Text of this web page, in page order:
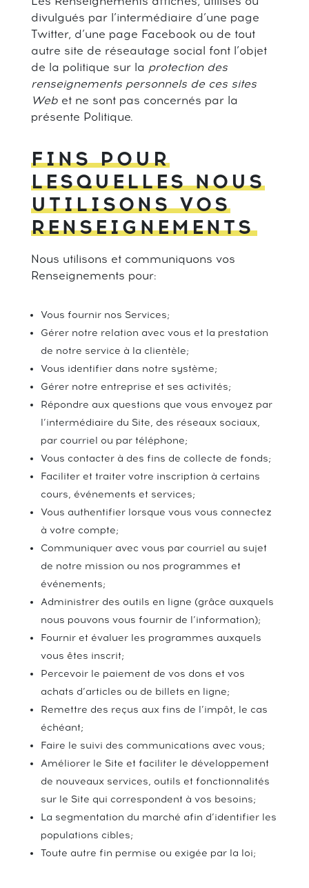
divulgués par l’intermédiaire d’une page
Twitter, d’une page Facebook ou de tout
autre site de réseautage social font l’objet
de la politique sur la protection des
renseignements personnels de ces sites
Webet ne sont pas concernés par la
présente Politique.
FINS POUR
LESQUELLES NOUS
UTILISONS VOS
RENSEIGNEMENTS
Nous utilisons et communiquons vos
Renseignements pour:
Vous fournir nos Services;
Gérer notre relation avec vous et la prestation
de notre service à la clientèle;
Vous identifier dans notre système;
Gérer notre entreprise et ses activités;
Répondre aux questions que vous envoyez par
l’intermédiaire du Site, des réseaux sociaux,
par courriel ou par téléphone;
Vous contacter à des fins de collecte de fonds;
Faciliter et traiter votre inscription à certains
cours, événements et services;
Vous authentifier lorsque vous vous connectez
à votre compte;
Communiquer avec vous par courriel au sujet
de notre mission ou nos programmes et
événements;
Administrer des outils en ligne (grâce auxquels
nous pouvons vous fournir de l’information);
Fournir et évaluer les programmes auxquels
vous êtes inscrit;
Percevoir le paiement de vos dons et vos
achats d’articles ou de billets en ligne;
Remettre des reçus aux fins de l’impôt, le cas
échéant;
Faire le suivi des communications avec vous;
Améliorer le Site et faciliter le développement
de nouveaux services, outils et fonctionnalités
sur le Site qui correspondent à vos besoins;
La segmentation du marché afin d’identifier les
populations cibles;
Toute autre fin permise ou exigée par la loi;